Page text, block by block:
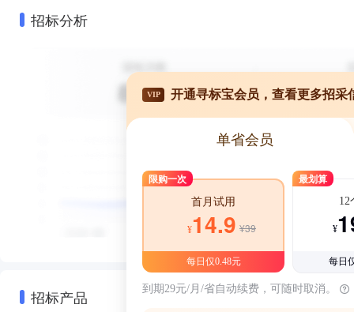
招标分析
招标产品
VIP 开通寻标宝会员，查看更多招采
单省会员
限购一次
首月试用
¥14.9 ¥39
每日仅0.48元
最划算
12
¥
每日
到期29元/月/省自动续费，可随时取消。